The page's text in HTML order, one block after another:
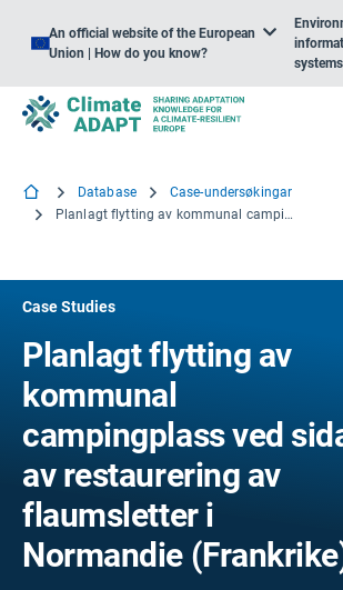
An official website of the European
Union | How do you know?
systems
Database
Case-undersøkingar
Planlagt flytting av kommunal campingplass ved sida av restaurering av flaumsletter i Normandie (Frankrike)
Case Studies
Planlagt flytting av
kommunal
campingplass ved
av restaurering av
flaumsletter i
Normandie